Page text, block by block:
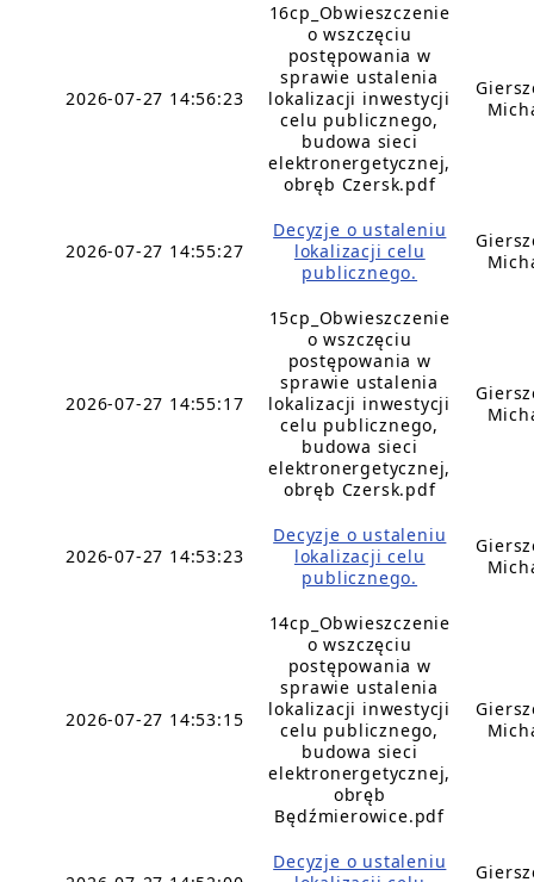
2026-07-27 14:56:23
16cp_Obwieszczenie
o wszczęciu
postępowania w
sprawie ustalenia
lokalizacji inwestycji
celu publicznego,
budowa sieci
elektronergetycznej,
obręb Czersk.pdf
2026-07-27 14:55:27
Decyzje o ustaleniu
lokalizacji celu
publicznego.
2026-07-27 14:55:17
15cp_Obwieszczenie
o wszczęciu
postępowania w
sprawie ustalenia
lokalizacji inwestycji
celu publicznego,
budowa sieci
elektronergetycznej,
obręb Czersk.pdf
2026-07-27 14:53:23
Decyzje o ustaleniu
lokalizacji celu
publicznego.
2026-07-27 14:53:15
14cp_Obwieszczenie
o wszczęciu
postępowania w
sprawie ustalenia
lokalizacji inwestycji
celu publicznego,
budowa sieci
elektronergetycznej,
obręb
Będźmierowice.pdf
Decyzje o ustaleniu